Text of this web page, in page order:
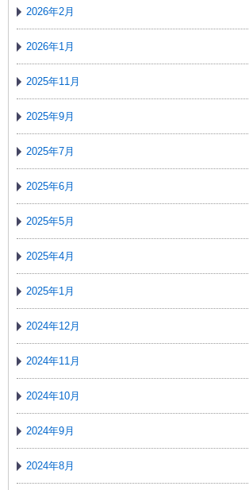
2026年2月
2026年1月
2025年11月
2025年9月
2025年7月
2025年6月
2025年5月
2025年4月
2025年1月
2024年12月
2024年11月
2024年10月
2024年9月
2024年8月